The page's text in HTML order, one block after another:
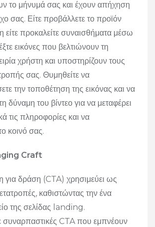
το μήνυμά σας και έχουν απήχηση
σας. Είτε προβάλλετε το προϊόν
προκαλείτε συναισθήματα μέσω
εικόνες που βελτιώνουν τη
χρήστη και υποστηρίζουν τους
σας. Θυμηθείτε να
την τοποθέτηση της εικόνας και να
δύναμη του βίντεο για να μεταφέρει
τις πληροφορίες και να
κοινό σας.
Craft
για δράση (CTA) χρησιμεύει ως
καθιστώντας την ένα
της σελίδας landing.
συναρπαστικές CTA που εμπνέουν